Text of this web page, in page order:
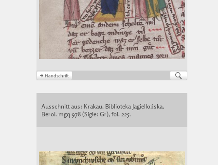
Ausschnitt aus: Krakau, Biblioteka Jagiellońska,
Berol. mgq 978 (Sigle: Gr), fol. 225.